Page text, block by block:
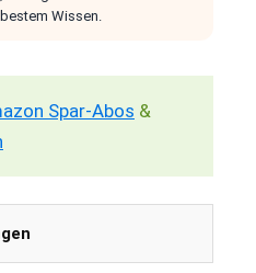
Wissen.
Spar-Abos &